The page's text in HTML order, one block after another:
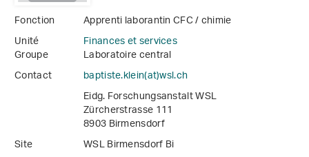
Fonction
Apprenti laborantin CFC / chimie
Unité
Finances et services
Groupe
Laboratoire central
Contact
baptiste.klein(at)wsl.ch
Eidg. Forschungsanstalt WSL
Zürcherstrasse 111
8903 Birmensdorf
Site
WSL Birmensdorf Bi